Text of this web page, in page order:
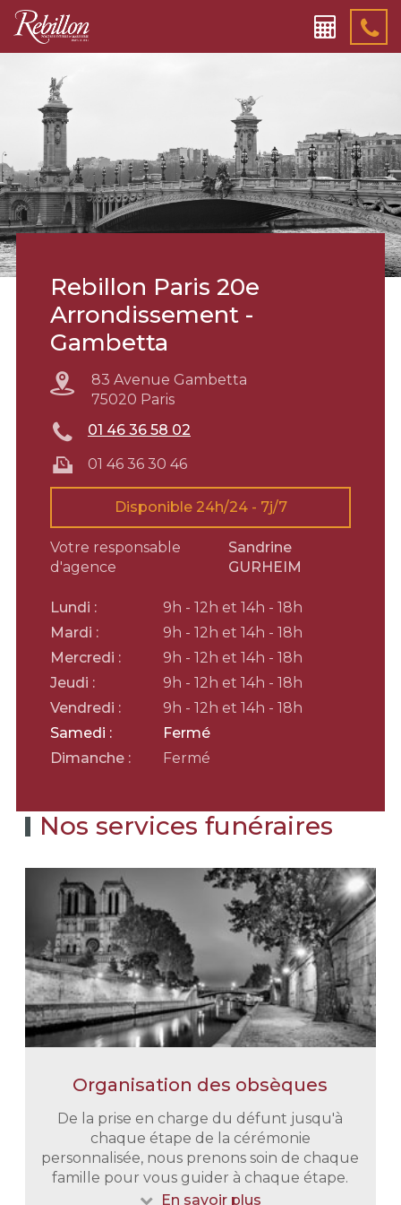
Rebillon Paris 20e
Arrondissement -
Gambetta
83 Avenue Gambetta
75020 Paris
01 46 36 58 02
01 46 36 30 46
Disponible 24h/24 - 7j/7
Votre responsable
d'agence
Sandrine
GURHEIM
Lundi :
9h - 12h et 14h - 18h
Mardi :
9h - 12h et 14h - 18h
Mercredi :
9h - 12h et 14h - 18h
Jeudi :
9h - 12h et 14h - 18h
Vendredi :
9h - 12h et 14h - 18h
Samedi :
Fermé
Dimanche :
Fermé
Nos services funéraires
Organisation des obsèques
De la prise en charge du défunt jusqu'à
chaque étape de la cérémonie
personnalisée, nous prenons soin de chaque
famille pour vous guider à chaque étape.
En savoir plus